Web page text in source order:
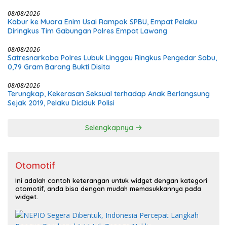
08/08/2026
Kabur ke Muara Enim Usai Rampok SPBU, Empat Pelaku
Diringkus Tim Gabungan Polres Empat Lawang
08/08/2026
Satresnarkoba Polres Lubuk Linggau Ringkus Pengedar Sabu,
0,79 Gram Barang Bukti Disita
08/08/2026
Terungkap, Kekerasan Seksual terhadap Anak Berlangsung
Sejak 2019, Pelaku Diciduk Polisi
Selengkapnya
Otomotif
Ini adalah contoh keterangan untuk widget dengan kategori
otomotif, anda bisa dengan mudah memasukkannya pada
widget.